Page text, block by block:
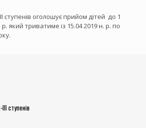
ступенів оголошує прийом дітей до 1
р. який триватиме із 15.04 2019 н. р. по
ступенів